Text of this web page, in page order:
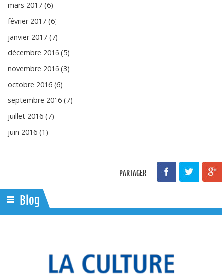
mars 2017 (6)
février 2017 (6)
janvier 2017 (7)
décembre 2016 (5)
novembre 2016 (3)
octobre 2016 (6)
septembre 2016 (7)
juillet 2016 (7)
juin 2016 (1)
PARTAGER
Blog